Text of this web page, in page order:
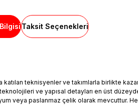
Taksit Seçenekleri
teknisyenler ve takımlarla birlikte
ve yapısal detayları en üst
veya paslanmaz çelik olarak mevcuttur.